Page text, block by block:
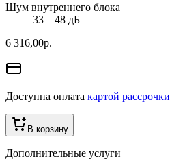
Шум внутреннего блока
33 ‒ 48 дБ
6 316,00р.
Доступна оплата картой рассрочки
В корзину
Дополнительные услуги